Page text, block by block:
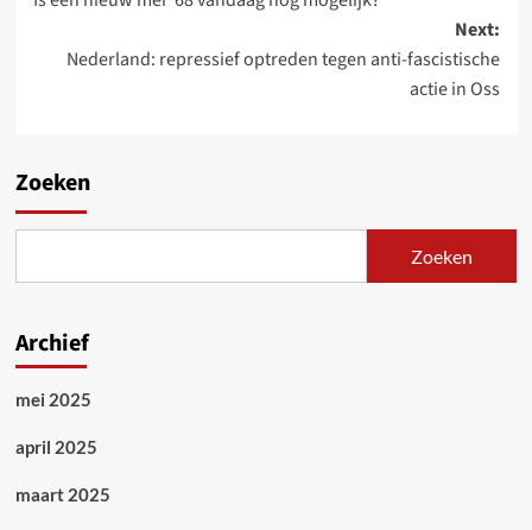
navigation
Next:
Nederland: repressief optreden tegen anti-fascistische
actie in Oss
Zoeken
Zoeken
Archief
mei 2025
april 2025
maart 2025